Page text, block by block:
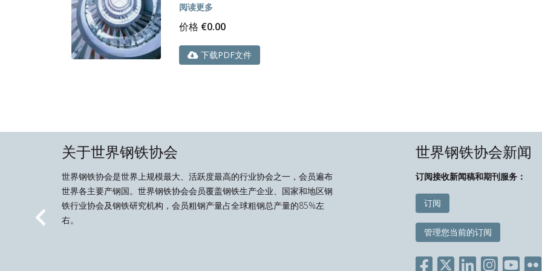
阅读更多
价格 €0.00
下载PDF文件
关于世界钢铁协会
世界钢铁协会是世界上规模最大、活跃度最高的行业协会之一，会员遍布
世界各主要产钢国。世界钢铁协会会员覆盖钢铁生产企业、国家和地区钢
铁行业协会及钢铁研究机构，会员粗钢产量占全球粗钢总产量的85%左
右。
世界钢铁协会新闻
订阅接收新闻稿和期刊服务：
订阅
管理您当前的订阅
Previous